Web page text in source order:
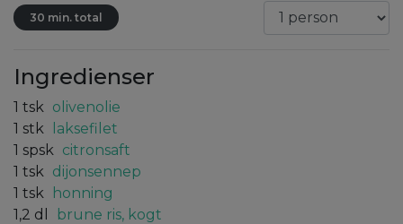
30 min. total
Ingredienser
1 tsk olivenolie
1 stk
laksefilet
1 spsk citronsaft
1 tsk dijonsennep
1 tsk
honning
1,2 dl
brune ris, kogt